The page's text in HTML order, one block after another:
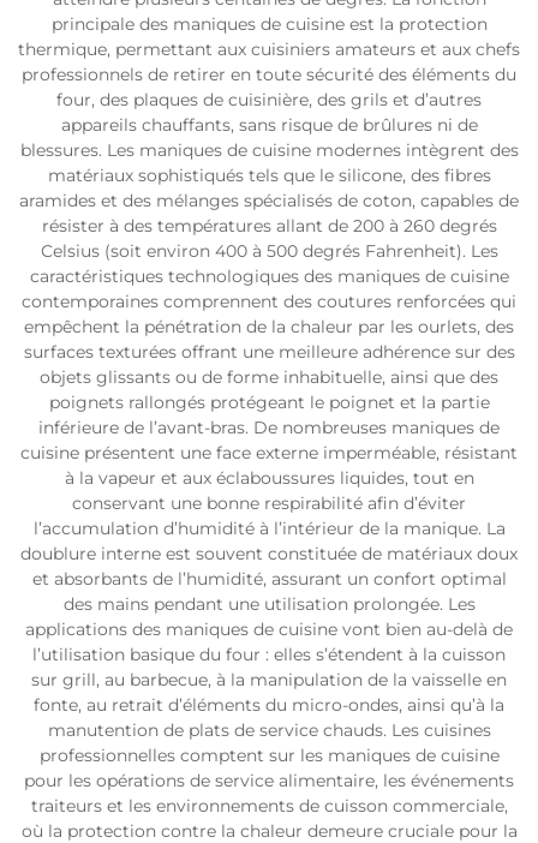
principale des maniques de cuisine est la protection
thermique, permettant aux cuisiniers amateurs et aux chefs
professionnels de retirer en toute sécurité des éléments du
four, des plaques de cuisinière, des grils et d’autres
appareils chauffants, sans risque de brûlures ni de
blessures. Les maniques de cuisine modernes intègrent des
matériaux sophistiqués tels que le silicone, des fibres
aramides et des mélanges spécialisés de coton, capables de
résister à des températures allant de 200 à 260 degrés
Celsius (soit environ 400 à 500 degrés Fahrenheit). Les
caractéristiques technologiques des maniques de cuisine
contemporaines comprennent des coutures renforcées qui
empêchent la pénétration de la chaleur par les ourlets, des
surfaces texturées offrant une meilleure adhérence sur des
objets glissants ou de forme inhabituelle, ainsi que des
poignets rallongés protégeant le poignet et la partie
inférieure de l’avant-bras. De nombreuses maniques de
cuisine présentent une face externe imperméable, résistant
à la vapeur et aux éclaboussures liquides, tout en
conservant une bonne respirabilité afin d’éviter
l’accumulation d’humidité à l’intérieur de la manique. La
doublure interne est souvent constituée de matériaux doux
et absorbants de l’humidité, assurant un confort optimal
des mains pendant une utilisation prolongée. Les
applications des maniques de cuisine vont bien au-delà de
l’utilisation basique du four : elles s’étendent à la cuisson
sur grill, au barbecue, à la manipulation de la vaisselle en
fonte, au retrait d’éléments du micro-ondes, ainsi qu’à la
manutention de plats de service chauds. Les cuisines
professionnelles comptent sur les maniques de cuisine
pour les opérations de service alimentaire, les événements
traiteurs et les environnements de cuisson commerciale,
où la protection contre la chaleur demeure cruciale pour la